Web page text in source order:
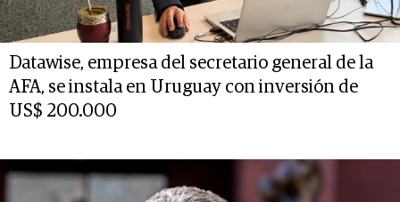
Datawise, empresa del secretario general de la
AFA, se instala en Uruguay con inversión de
US$ 200.000